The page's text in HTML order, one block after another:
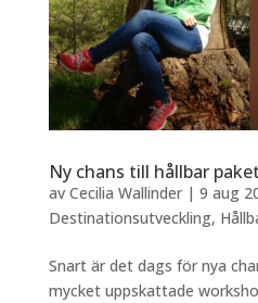
Ny chans till hållbar
av Cecilia Wallinder| 9 aug
Destinationsutveckling,
Snart är det dags för nya
mycket uppskattade